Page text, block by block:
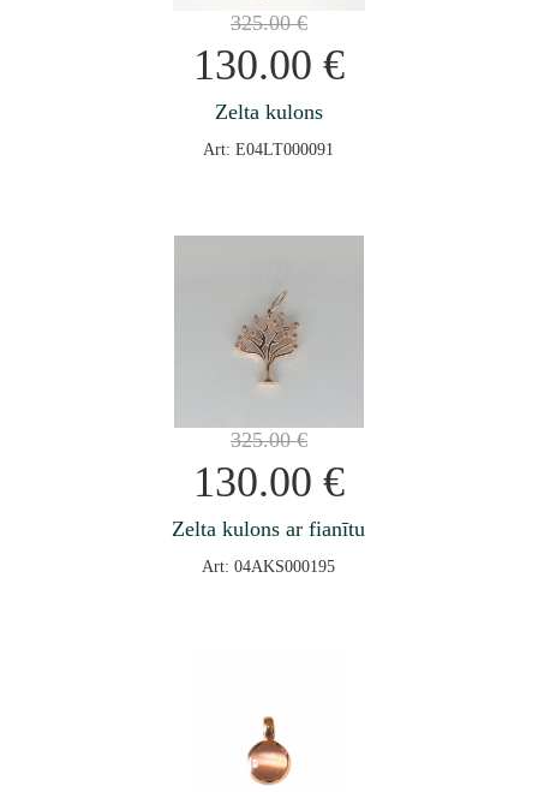
325.00€
130.00 €
Zelta kulons
Art: E04LT000091
325.00€
130.00 €
Zelta kulons ar fianītu
Art: 04AKS000195